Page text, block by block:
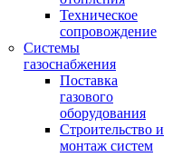
Техническое
сопровождение
Системы
газоснабжения
Поставка
газового
оборудования
Строительство и
монтаж систем